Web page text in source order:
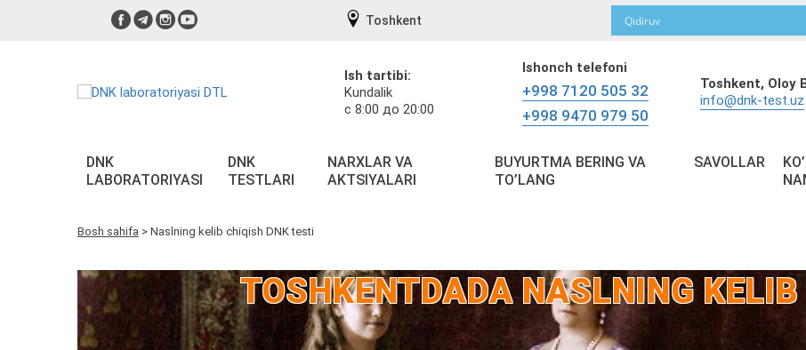
Toshkent
Ish tartibi:
Kundalik
с 8:00 до 20:00
Ishonch telefoni
+998 7120 505 32
+998 9470 979 50
Toshkent, Oloy
info@dnk-test.uz
DNK
LABORATORIYASI
DNK
TESTLARI
NARXLAR VA
AKTSIYALARI
BUYURTMA BERING VA
TO’LANG
SAVOLLAR
Bosh sahifa > Naslning kelib chiqish DNK testi
TOSHKENTDADA NASLNING